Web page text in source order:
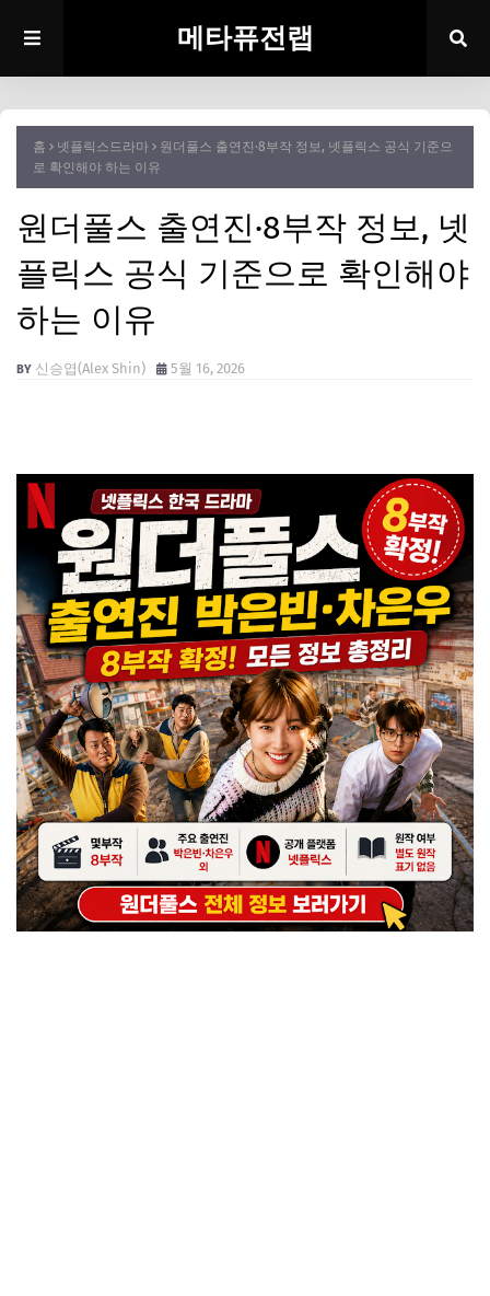
메타퓨전랩
홈 넷플릭스드라마
원더풀스 출연진·8부작 정보, 넷플릭스 공식 기준으
로 확인해야 하는 이유
원더풀스 출연진·8부작 정보, 넷
플릭스 공식 기준으로 확인해야
하는 이유
신승엽(Alex Shin) 5월 16, 2026